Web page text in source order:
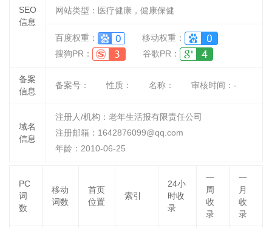
SEO
信息
网站类型：医疗健康，健康保健
百度权重：
移动权重：
搜狗PR：
谷歌PR：
备案
信息
备案号： 性质： 名称： 审核时间： -
域名
信息
注册人/机构：老年生活报有限责任公司
注册邮箱：1642876099@qq.com
年龄：2010-06-25
PC
词
数
移动
词数
首页
位置
索引
24小
时收
录
一
周
收
录
一
月
收
录